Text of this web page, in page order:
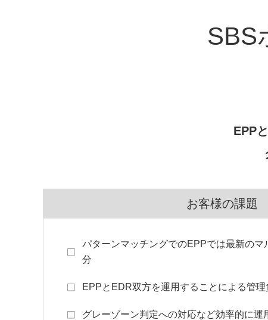
SBS
EPP
お客様の課題
パターンマッチングでのEPPでは最新のマ
分
EPPとEDR双方を運用することによる管
グレーゾーン判定への対応など効率的に運